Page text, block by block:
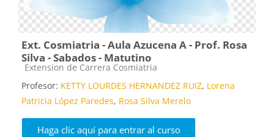
Ext. Cosmiatria - Aula Azucena A - Prof. Rosa
Silva - Sabados - Matutino
Categoría de cursos
Extension de Carrera Cosmiatria
Profesor: KETTY LOURDES HERNANDEZ RUIZ, Lorena
Patricia López Paredes, Rosa Silva Merelo
Haga clic aquí para entrar al curso